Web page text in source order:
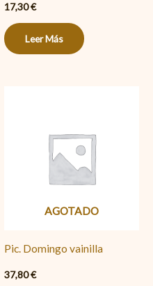
17,30€
Leer Más
AGOTADO
Pic. Domingo vainilla
37,80€